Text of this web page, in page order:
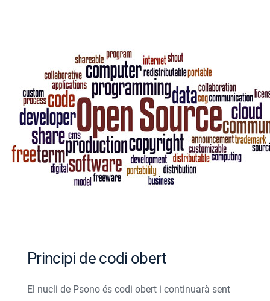
Principi de codi obert
El nucli de Psono és codi obert i continuarà sent